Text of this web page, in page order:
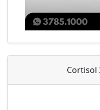
Cortisol